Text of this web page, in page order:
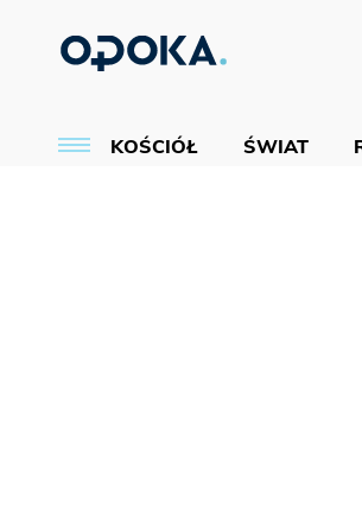
KOŚCIÓŁ ŚWIAT